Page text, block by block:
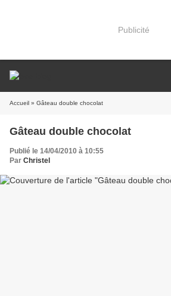
Publicité
Accueil » Gâteau double chocolat
Gâteau double chocolat
Publié le 14/04/2010 à 10:55
Par Christel